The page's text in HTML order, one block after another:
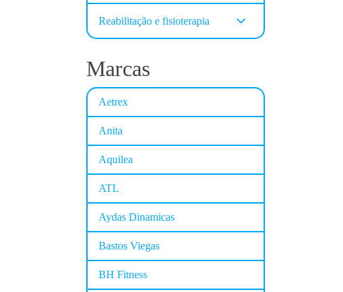
Reabilitação e fisioterapia
Marcas
Aetrex
Anita
Aquilea
ATL
Aydas Dinamicas
Bastos Viegas
BH Fitness